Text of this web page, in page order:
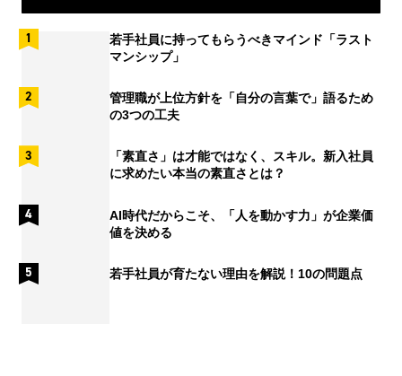
若手社員に持ってもらうべきマインド「ラスト
マンシップ」
管理職が上位方針を「自分の言葉で」語るため
の3つの工夫
「素直さ」は才能ではなく、スキル。新入社員
に求めたい本当の素直さとは？
AI時代だからこそ、「人を動かす力」が企業価
値を決める
若手社員が育たない理由を解説！10の問題点